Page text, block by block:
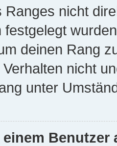
Ranges nicht
festgelegt
deinen Rang
nicht
unter